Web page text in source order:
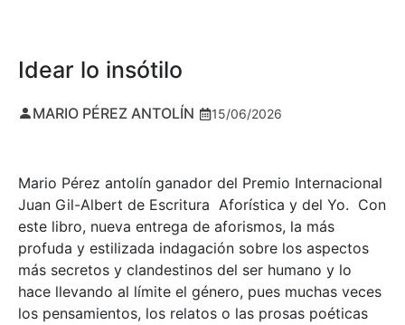
Idear lo insótilo
MARIO PÉREZ ANTOLÍN 15/06/2026
Mario Pérez antolín ganador del Premio Internacional
Juan Gil-Albert de Escritura Aforística y del Yo. Con
este libro, nueva entrega de aforismos, la más
profuda y estilizada indagación sobre los aspectos
más secretos y clandestinos del ser humano y lo
hace llevando al límite el género, pues muchas veces
los pensamientos, los relatos o las prosas poéticas